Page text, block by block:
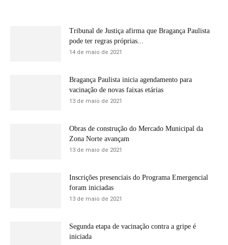
Tribunal de Justiça afirma que Bragança Paulista
pode ter regras próprias...
14 de maio de 2021
Bragança Paulista inicia agendamento para
vacinação de novas faixas etárias
13 de maio de 2021
Obras de construção do Mercado Municipal da
Zona Norte avançam
13 de maio de 2021
Inscrições presenciais do Programa Emergencial
foram iniciadas
13 de maio de 2021
Segunda etapa de vacinação contra a gripe é
iniciada